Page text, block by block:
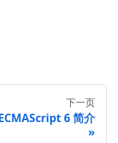
下一页
6 简介